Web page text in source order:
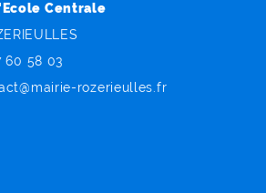
Centrale
60 58 03
@mairie-rozerieulles fr